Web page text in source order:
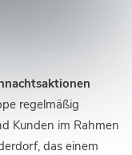
regelmäßig
Kunden im Rahmen
das einem